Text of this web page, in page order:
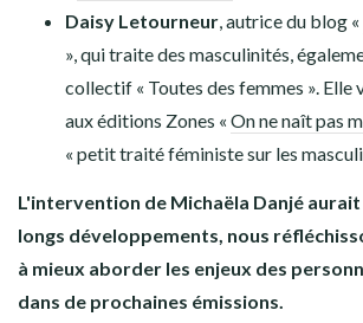
Daisy Letourneur, autrice du blog «
», qui traite des masculinités,
collectif « Toutes des femmes ». Elle
aux éditions Zones « On ne naît pas
« petit traité féministe sur les
L'intervention de Michaëla Danjé
longs développements, nous
à mieux aborder les enjeux des
dans de prochaines émissions.